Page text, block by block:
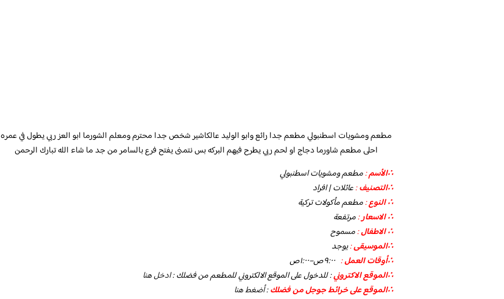
مطعم ومشويات اسطنبولي مطعم جدا رائع وابو الوليد عالكاشير شخص جدا محترم ومعلم الشورما ابو العز ربي يطول في عمره
احلى مطعم شاورما دجاج او لحم ربي يطرح فيهم البركه بس نتمنى يفتح فرع بالسامر من جد ما شاء الله تبارك الرحمن
∴الأسم:مطعم ومشويات اسطنبولي
∴التصنيف:عائلات | افراد
∴ النوع:مطعم مأكولات تركية
∴ الاسعار:مرتفعة
∴ الاطفال:مسموح
∴الموسيقى:يوجد
‏∴أوقات العمل: ٩:٠٠ص–١:٠٠ص
∴الموقع الاكتروني: للدخول على الموقع الالكتروني للمطعم من فضلك :ادخل هنا
∴الموقع على خرائط جوجل من فضلك:أضغط هنا